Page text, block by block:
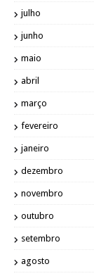
julho
junho
maio
abril
março
fevereiro
janeiro
dezembro
novembro
outubro
setembro
agosto